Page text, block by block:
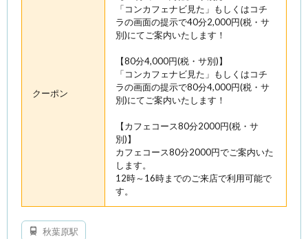
クーポン
「コンカフェナビ見た」もしくはコチ
ラの画面の提示で40分2,000円(税・サ
別)にてご案内いたします！
【80分4,000円(税・サ別)】
「コンカフェナビ見た」もしくはコチ
ラの画面の提示で80分4,000円(税・サ
別)にてご案内いたします！
【カフェコース80分2000円(税・サ
別)】
カフェコース80分2000円でご案内いた
します。
12時～16時までのご来店で利用可能で
す。
秋葉原駅